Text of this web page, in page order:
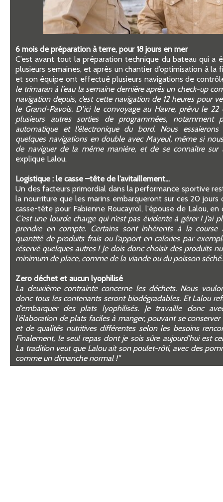
6 mois de préparation à terre, pour 18 jours en mer
C’est avant tout la préparation technique du bateau qui a
plusieurs semaines, et après un chantier d’optimisation à la
et son équipe ont effectué plusieurs navigations de
le trimaran à l’eau la semaine dernière après un check-up
navigation depuis, c’est cette navigation de 12 heures pour
le Grand-Pavois. D’ici le convoyage au Havre, prévu le
plusieurs autres sorties de programmées,
automatique et l’électronique du bord. Nous
quelques navigations en double avec Mayeul, même si
de naviguer de la même manière, et de se connaître sur
explique Lalou.
Logistique : le casse –tête de l’avitaillement…
Un des facteurs primordial dans la performance sportive
la nourriture que les marins embarqueront sur ces 20
casse-tête pour Fabienne Roucayrol, l'épouse de Lalou, en
C’est une lourde charge qui n’est pas évidente à gérer ! J’ai
prendre en compte. Certains sont inhérents à la course
quantité de produits frais ou l’apport en calories par
réservé quelques autres ! Je dois donc choisir des produits
minimum de place, comme de la viande ou du poisson séché.
Zero déchet et aucun lyophilisé
La deuxième contrainte concerne les déchets. Nous
donc tous les contenants seront biodégradables. Et Lalou
d’embarquer des plats lyophilisés. Je travaille donc
l’élaboration de plats faciles à manger, pouvant se
et de qualités nutritives différentes selon les besoins
Finalement, le seul repas dont je sois sûre aujourd’hui est
La tradition veut que Lalou ait son poulet-rôti, avec des
comme un dimanche normal !"